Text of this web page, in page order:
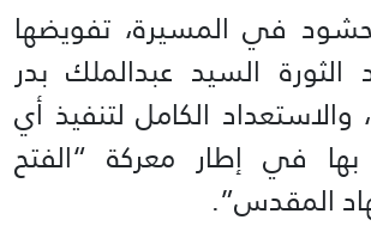
في المسيرة، تفويضها
الثورة السيد عبدالملك بدر
والاستعداد الكامل لتنفيذ أي
بها في إطار معركة “الفتح
المقدس”.